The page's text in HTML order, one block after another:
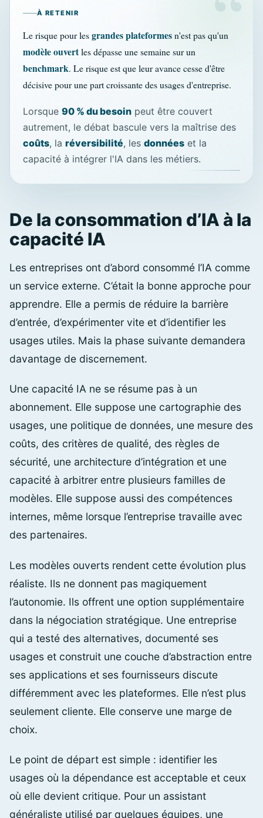
À RETENIR
Le risque pour lesgrandes plateformesn'est pas qu'un
modèle ouvertles dépasse une semaine sur un
benchmark. Le risque est que leur avance cesse d'être
décisive pour une part croissante des usages d'entreprise.
Lorsque 90 % du besoin peut être couvert
autrement, le débat bascule vers la maîtrise des
coûts, la réversibilité, les données et la
capacité à intégrer l'IA dans les métiers.
De la consommation d’IA à la
capacité IA
Les entreprises ont d’abord consommé l’IA comme
un service externe. C’était la bonne approche pour
apprendre. Elle a permis de réduire la barrière
d’entrée, d’expérimenter vite et d’identifier les
usages utiles. Mais la phase suivante demandera
davantage de discernement.
Une capacité IA ne se résume pas à un
abonnement. Elle suppose une cartographie des
usages, une politique de données, une mesure des
coûts, des critères de qualité, des règles de
sécurité, une architecture d’intégration et une
capacité à arbitrer entre plusieurs familles de
modèles. Elle suppose aussi des compétences
internes, même lorsque l’entreprise travaille avec
des partenaires.
Les modèles ouverts rendent cette évolution plus
réaliste. Ils ne donnent pas magiquement
l’autonomie. Ils offrent une option supplémentaire
dans la négociation stratégique. Une entreprise
qui a testé des alternatives, documenté ses
usages et construit une couche d’abstraction entre
ses applications et ses fournisseurs discute
différemment avec les plateformes. Elle n’est plus
seulement cliente. Elle conserve une marge de
choix.
Le point de départ est simple : identifier les
usages où la dépendance est acceptable et ceux
où elle devient critique. Pour un assistant
généraliste utilisé par quelques équipes, une